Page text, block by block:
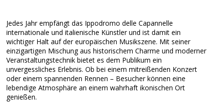
Jedes Jahr empfängt das Ippodromo delle Capannelle
internationale und italienische Künstler und ist damit ein
wichtiger Halt auf der europäischen Musikszene. Mit seiner
einzigartigen Mischung aus historischem Charme und moderner
Veranstaltungstechnik bietet es dem Publikum ein
unvergessliches Erlebnis. Ob bei einem mitreißenden Konzert
oder einem spannenden Rennen – Besucher können eine
lebendige Atmosphäre an einem wahrhaft ikonischen Ort
genießen.